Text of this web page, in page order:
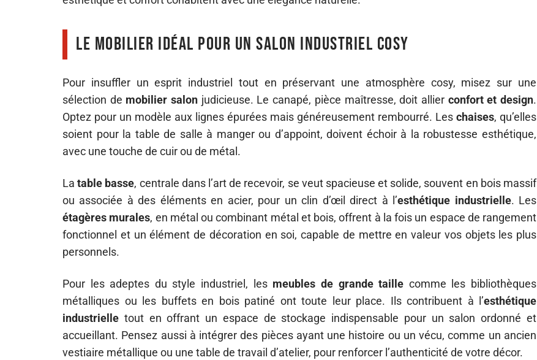
Le mobilier idéal pour un salon industriel cosy
Pour insuffler un esprit industriel tout en préservant une atmosphère cosy, misez sur une
sélection de mobilier salon judicieuse. Le canapé, pièce maîtresse, doit allier confort et design.
Optez pour un modèle aux lignes épurées mais généreusement rembourré. Les chaises, qu’elles
soient pour la table de salle à manger ou d’appoint, doivent échoir à la robustesse esthétique,
avec une touche de cuir ou de métal.
Latable basse, centrale dans l’art de recevoir, se veut spacieuse et solide, souvent en bois massif
ou associée à des éléments en acier, pour un clin d’œil direct à l’esthétique industrielle. Les
étagères murales, en métal ou combinant métal et bois, offrent à la fois un espace de rangement
fonctionnel et un élément de décoration en soi, capable de mettre en valeur vos objets les plus
personnels.
Pour les adeptes du style industriel, les meubles de grande taille comme les bibliothèques
métalliques ou les buffets en bois patiné ont toute leur place. Ils contribuent à l’esthétique
industrielle tout en offrant un espace de stockage indispensable pour un salon ordonné et
accueillant. Pensez aussi à intégrer des pièces ayant une histoire ou un vécu, comme un ancien
vestiaire métallique ou une table de travail d’atelier, pour renforcer l’authenticité de votre décor.